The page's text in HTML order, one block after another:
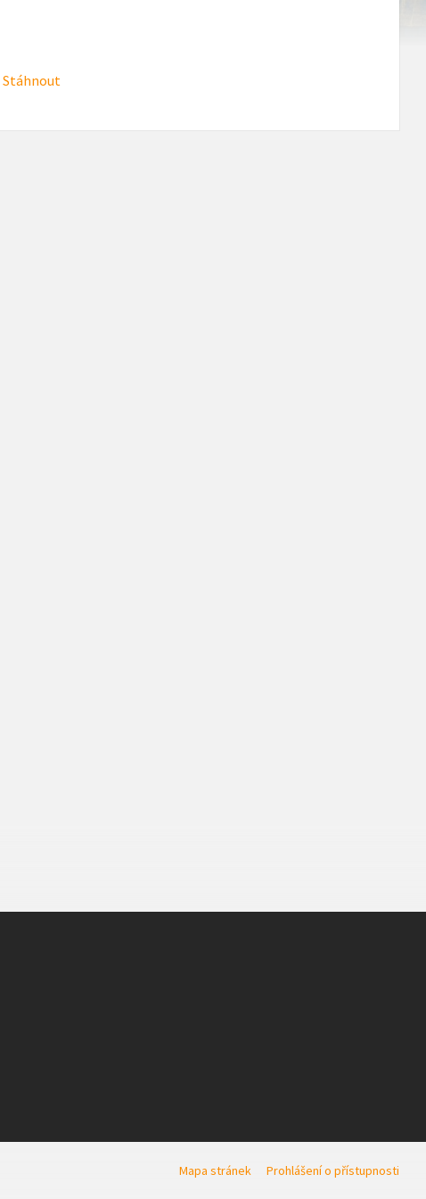
Stáhnout
Mapa stránek Prohlášení o přístupnosti